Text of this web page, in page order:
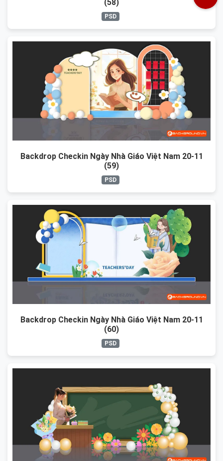
(58)
PSD
Backdrop Checkin Ngày Nhà Giáo Việt Nam 20-11
(59)
PSD
Backdrop Checkin Ngày Nhà Giáo Việt Nam 20-11
(60)
PSD